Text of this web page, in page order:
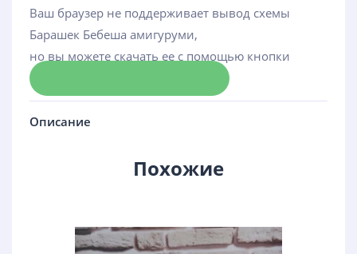
Ваш браузер не поддерживает вывод схемы
Барашек Бебеша амигуруми,
но вы можете скачать ее с помощью кнопки
Описание
Похожие